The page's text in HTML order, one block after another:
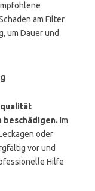
am Filter
um Dauer und
beschädigen. Im
oder
vor und
Hilfe